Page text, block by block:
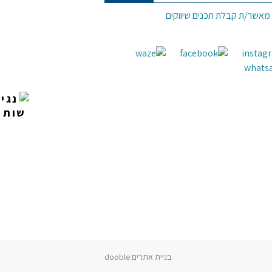
מאשר/ת קבלת תכנים שיווקים
בניית אתרים dooble